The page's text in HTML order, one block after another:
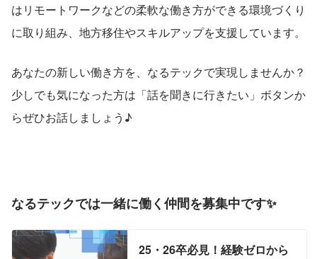
はリモートワークなどの柔軟な働き方ができる環境づくり
に取り組み、地方移住やスキルアップを支援しています。
あなたの新しい働き方を、なるテックで実現しませんか？
少しでも気になった方は「話を聞きに行きたい」ボタンか
らぜひお話しましょう♪
なるテックでは一緒に働く仲間を募集中です✨
25・26卒必見！経験ゼロから